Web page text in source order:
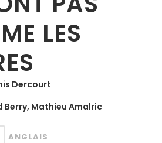
LES
Dercourt
Berry, Mathieu Amalric
ANGLAIS